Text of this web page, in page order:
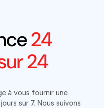
24
24
à vous fournir une
sur 7. Nous suivons